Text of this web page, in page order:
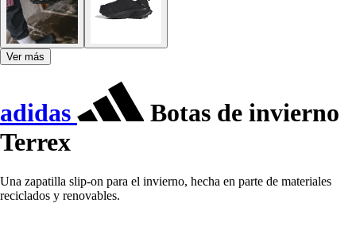
Ver más
adidas
Botas de invierno
Terrex
Una zapatilla slip-on para el invierno, hecha en parte de materiales
reciclados y renovables.